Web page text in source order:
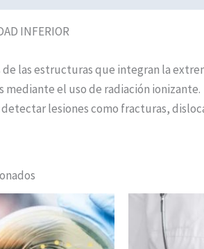
INFERIOR
de las estructuras que integran la
mediante el uso de radiación ionizante.
lesiones como fracturas,